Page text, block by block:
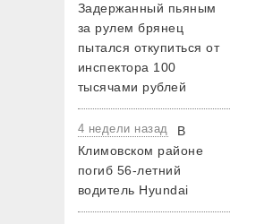
Задержанный пьяным
за рулем брянец
пытался откупиться от
инспектора 100
тысячами рублей
4 недели назад
В
Климовском районе
погиб 56-летний
водитель Hyundai